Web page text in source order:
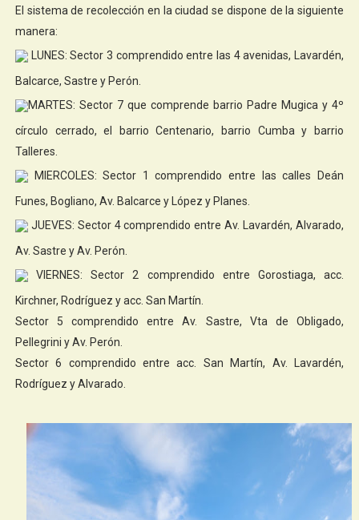
El sistema de recolección en la ciudad se dispone de la siguiente
manera:
LUNES: Sector 3 comprendido entre las 4 avenidas, Lavardén,
Balcarce, Sastre y Perón.
MARTES: Sector 7 que comprende barrio Padre Mugica y 4º
círculo cerrado, el barrio Centenario, barrio Cumba y barrio
Talleres.
MIERCOLES: Sector 1 comprendido entre las calles Deán
Funes, Bogliano, Av. Balcarce y López y Planes.
JUEVES: Sector 4 comprendido entre Av. Lavardén, Alvarado,
Av. Sastre y Av. Perón.
VIERNES: Sector 2 comprendido entre Gorostiaga, acc.
Kirchner, Rodríguez y acc. San Martín.
Sector 5 comprendido entre Av. Sastre, Vta de Obligado,
Pellegrini y Av. Perón.
Sector 6 comprendido entre acc. San Martín, Av. Lavardén,
Rodríguez y Alvarado.